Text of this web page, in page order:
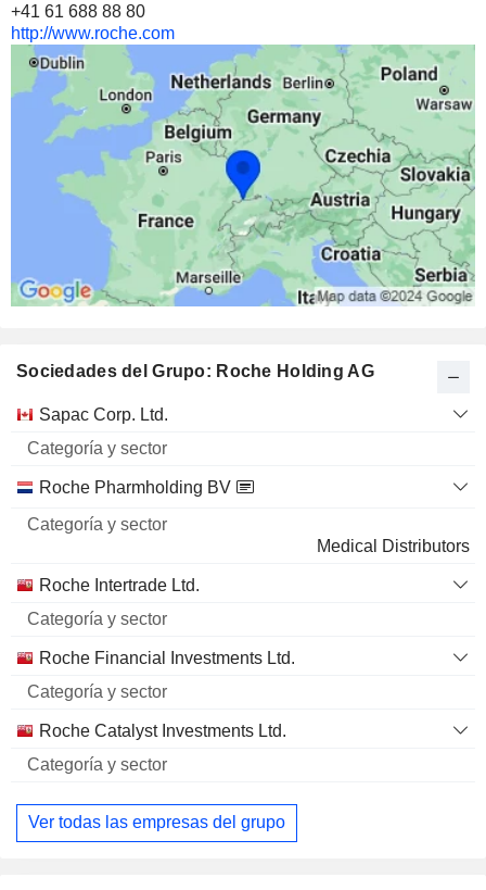
+41 61 688 88 80
http://www.roche.com
Sociedades del Grupo: Roche Holding AG
Categoría
Sapac Corp. Ltd.
Roche Pharmholding BV
Medical Distributors
Roche Intertrade Ltd.
Roche Financial Investments Ltd.
Roche Catalyst Investments Ltd.
Ver todas las empresas del grupo